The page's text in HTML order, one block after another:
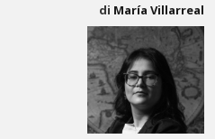
di María Villarreal